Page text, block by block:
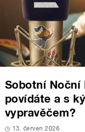
Sobotní Noční
povídáte a s
vypravěčem?
13. červen 2026